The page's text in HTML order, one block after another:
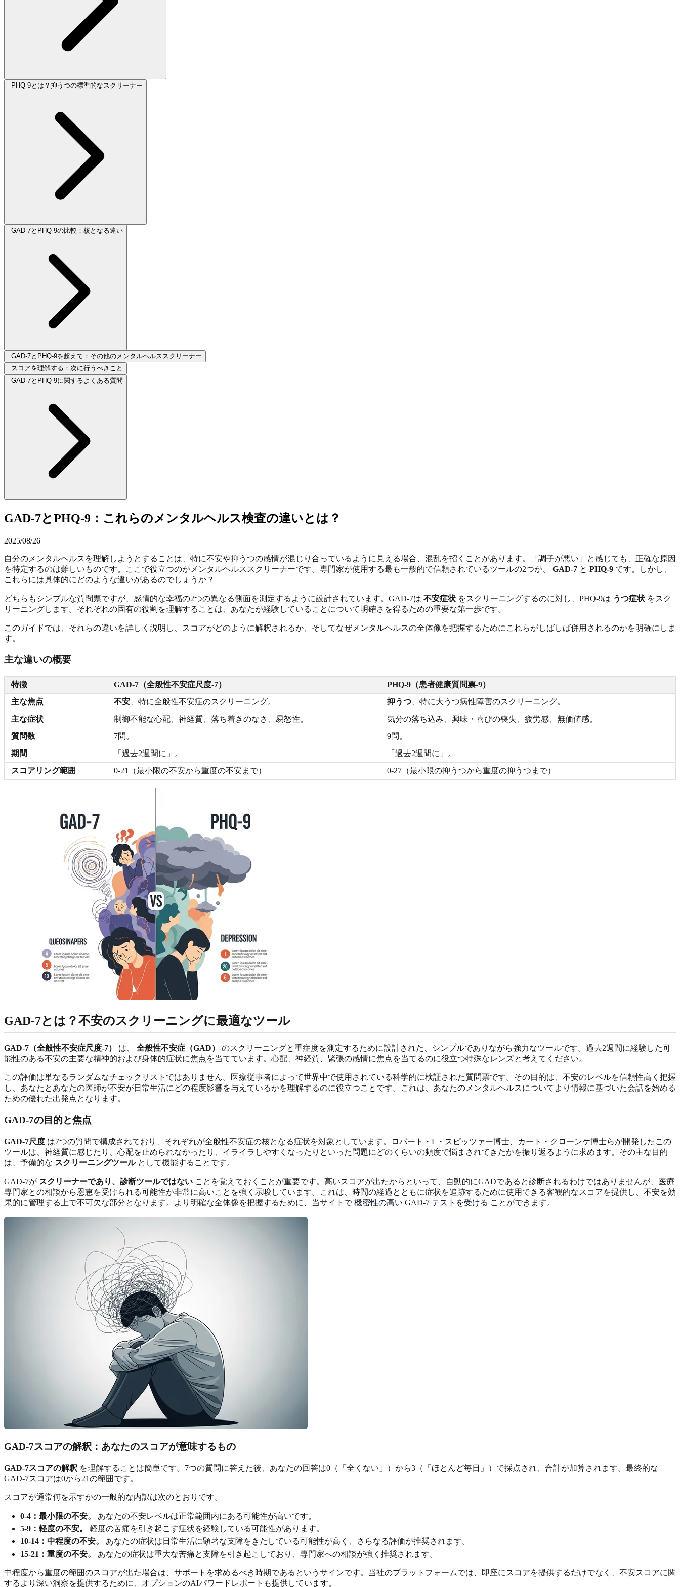
PHQ-9とは？抑うつの標準的なスクリーナー
GAD-7とPHQ-9の比較：核となる違い
GAD-7とPHQ-9を超えて：その他のメンタルヘルススクリーナー
スコアを理解する：次に行うべきこと
GAD-7とPHQ-9に関するよくある質問
GAD-7とPHQ-9：これらのメンタルヘルス検査の違いとは？
2025/08/26
自分のメンタルヘルスを理解しようとすることは、特に不安や抑うつの感情が混じり合っているように見える場合、混乱を招くことがあります。「調子が悪い」と感じても、正確な原因
を特定するのは難しいものです。ここで役立つのがメンタルヘルススクリーナーです。専門家が使用する最も一般的で信頼されているツールの2つが、 GAD-7 と PHQ-9 です。しかし、
これらには具体的にどのような違いがあるのでしょうか？
どちらもシンプルな質問票ですが、感情的な幸福の2つの異なる側面を測定するように設計されています。GAD-7は 不安症状 をスクリーニングするのに対し、PHQ-9は うつ症状 をスク
リーニングします。それぞれの固有の役割を理解することは、あなたが経験していることについて明確さを得るための重要な第一歩です。
このガイドでは、それらの違いを詳しく説明し、スコアがどのように解釈されるか、そしてなぜメンタルヘルスの全体像を把握するためにこれらがしばしば併用されるのかを明確にしま
す。
主な違いの概要
特徴 GAD-7（全般性不安症尺度-7）
PHQ-9（患者健康質問票-9）
主な焦点
不安 、特に全般性不安症のスクリーニング。 抑うつ 、特に大うつ病性障害のスクリーニング。
主な症状
制御不能な心配、神経質、落ち着きのなさ、易怒性。
気分の落ち込み、興味・喜びの喪失、疲労感、無価値感。
質問数
7問。
9問。
期間
「過去2週間に」。
「過去2週間に」。
スコアリング範囲
0-21（最小限の不安から重度の不安まで） 0-27（最小限の抑うつから重度の抑うつまで）
GAD-7とは？不安のスクリーニングに最適なツール
GAD-7（全般性不安症尺度-7） は、 全般性不安症（GAD）
のスクリーニングと重症度を測定するために設計された、シンプルでありながら強力なツールです。過去2週間に経験した可
能性のある不安の主要な精神的および身体的症状に焦点を当てています。心配、神経質、緊張の感情に焦点を当てるのに役立つ特殊なレンズと考えてください。
この評価は単なるランダムなチェックリストではありません。医療従事者によって世界中で使用されている科学的に検証された質問票です。その目的は、不安のレベルを信頼性高く把握
し、あなたとあなたの医師が不安が日常生活にどの程度影響を与えているかを理解するのに役立つことです。これは、あなたのメンタルヘルスについてより情報に基づいた会話を始める
ための優れた出発点となります。
GAD-7の目的と焦点
GAD-7尺度 は7つの質問で構成されており、それぞれが全般性不安症の核となる症状を対象としています。ロバート・L・スピッツァー博士、カート・クローンケ博士らが開発したこの
ツールは、神経質に感じたり、心配を止められなかったり、イライラしやすくなったりといった問題にどのくらいの頻度で悩まされてきたかを振り返るように求めます。その主な目的
は、予備的な スクリーニングツールとして機能することです。
GAD-7が スクリーナーであり、診断ツールではない ことを覚えておくことが重要です。高いスコアが出たからといって、自動的にGADであると診断されるわけではありませんが、医療
専門家との相談から恩恵を受けられる可能性が非常に高いことを強く示唆しています。これは、時間の経過とともに症状を追跡するために使用できる客観的なスコアを提供し、不安を効
果的に管理する上で不可欠な部分となります。より明確な全体像を把握するために、当サイトで機密性の高い GAD-7 テストを受ける ことができます。
GAD-7スコアの解釈：あなたのスコアが意味するもの
GAD-7スコアの解釈 を理解することは簡単です。7つの質問に答えた後、あなたの回答は0（「全くない」）から3（「ほとんど毎日」）で採点され、合計が加算されます。最終的な
GAD-7スコアは0から21の範囲です。
スコアが通常何を示すかの一般的な内訳は次のとおりです。
0-4：最小限の不安。
あなたの不安レベルは正常範囲内にある可能性が高いです。
5-9：軽度の不安。
軽度の苦痛を引き起こす症状を経験している可能性があります。
10-14：中程度の不安。
あなたの症状は日常生活に顕著な支障をきたしている可能性が高く、さらなる評価が推奨されます。
15-21：重度の不安。
あなたの症状は重大な苦痛と支障を引き起こしており、専門家への相談が強く推奨されます。
中程度から重度の範囲のスコアが出た場合は、サポートを求めるべき時期であるというサインです。当社のプラットフォームでは、即座にスコアを提供するだけでなく、不安スコアに関
するより深い洞察を提供するために、オプションのAIパワードレポートも提供しています。